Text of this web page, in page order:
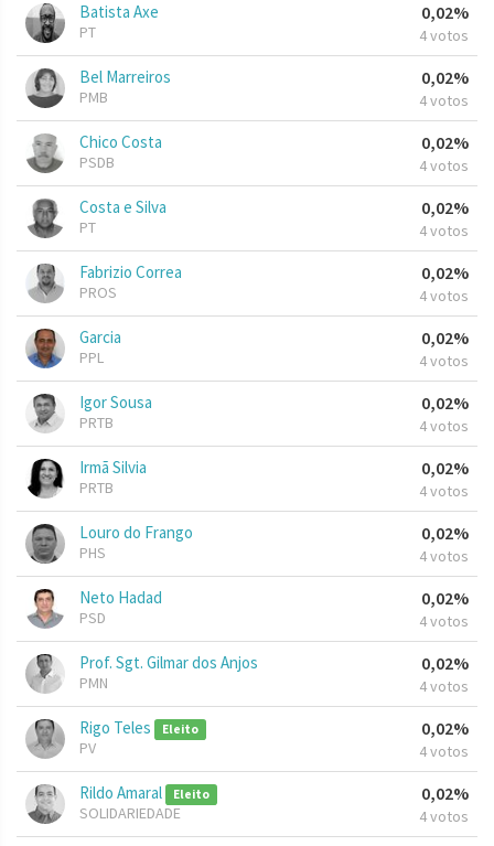
Batista Axe
PT
0,02%
4 votos
Bel Marreiros
PMB
0,02%
4 votos
Chico Costa
PSDB
0,02%
4 votos
Costa e Silva
PT
0,02%
4 votos
Fabrizio Correa
PROS
0,02%
4 votos
Garcia
PPL
0,02%
4 votos
Igor Sousa
PRTB
0,02%
4 votos
Irmã Silvia
PRTB
0,02%
4 votos
Louro do Frango
PHS
0,02%
4 votos
Neto Hadad
PSD
0,02%
4 votos
Prof. Sgt. Gilmar dos Anjos
PMN
0,02%
4 votos
Rigo Teles Eleito
PV
0,02%
4 votos
Rildo Amaral Eleito
SOLIDARIEDADE
0,02%
4 votos